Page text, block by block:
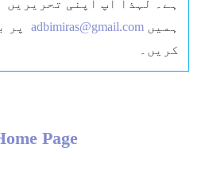
ہے۔ لہذا آپ اپنی تحریریں
ہمیں adbimiras@gmail.com پر
کریں۔
Page